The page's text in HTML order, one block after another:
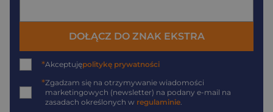
DOŁĄCZ DO ZNAK EKSTRA
*Akceptujępolitykę prywatności
*Zgadzam się na otrzymywanie wiadomości
marketingowych (newsletter) na podany e-mail na
zasadach określonych w regulaminie.